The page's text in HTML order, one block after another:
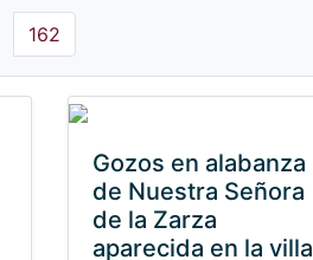
162
Gozos en alabanza
de Nuestra Señora
de la Zarza
aparecida en la villa